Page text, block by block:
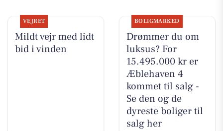
VEJRET
Mildt vejr med lidt
bid i vinden
BOLIGMARKED
Drømmer du om
luksus? For
15.495.000 kr er
Æblehaven 4
kommet til salg -
Se den og de
dyreste boliger til
salg her